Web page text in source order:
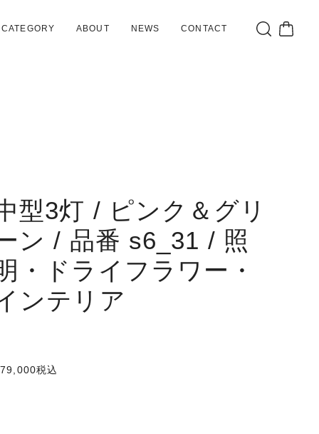
CATEGORY ABOUT NEWS CONTACT
型3灯 / ピンク＆グリ
ン / 品番 s6_31 / 照
・ドライフラワー・
ンテリア
税込